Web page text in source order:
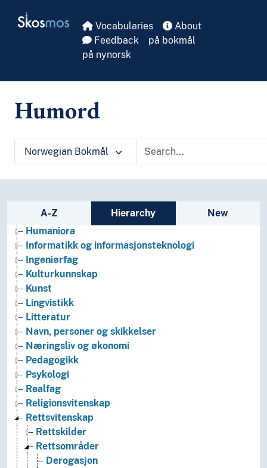
Skosmos Vocabularies
About
Feedback
på bokmål
på nynorsk
Humord
Norwegian Bokmål
Sidebar listing: list and traverse
A-Z Hierarchy New
Bibliotekvitenskap
Filosofi
Formtermer
Fritid og sport
Historie og historiefaget
Humaniora
Informatikk og informasjonsteknologi
Ingeniørfag
Kulturkunnskap
Kunst
Lingvistikk
Litteratur
Navn, personer og skikkelser
Næringsliv og økonomi
Pedagogikk
Psykologi
Realfag
Religionsvitenskap
Rettsvitenskap
Rettskilder
Rettsområder
Derogasjon